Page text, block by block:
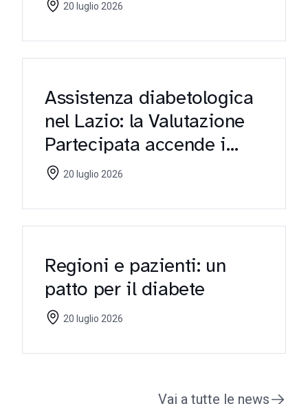
20 luglio 2026
Assistenza diabetologica
nel Lazio: la Valutazione
Partecipata accende i
riflettori sulle criticità
20 luglio 2026
Regioni e pazienti: un
patto per il diabete
20 luglio 2026
Vai a tutte le news